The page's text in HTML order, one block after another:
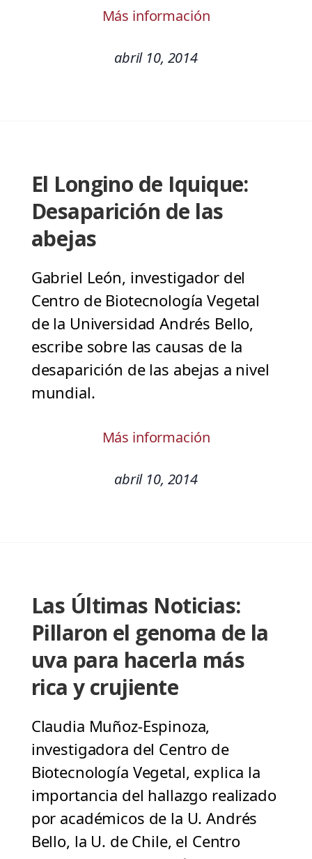
Más información
abril 10, 2014
El Longino de Iquique:
Desaparición de las
abejas
Gabriel León, investigador del
Centro de Biotecnología Vegetal
de la Universidad Andrés Bello,
escribe sobre las causas de la
desaparición de las abejas a nivel
mundial.
Más información
abril 10, 2014
Las Últimas Noticias:
Pillaron el genoma de la
uva para hacerla más
rica y crujiente
Claudia Muñoz-Espinoza,
investigadora del Centro de
Biotecnología Vegetal, explica la
importancia del hallazgo realizado
por académicos de la U. Andrés
Bello, la U. de Chile, el Centro